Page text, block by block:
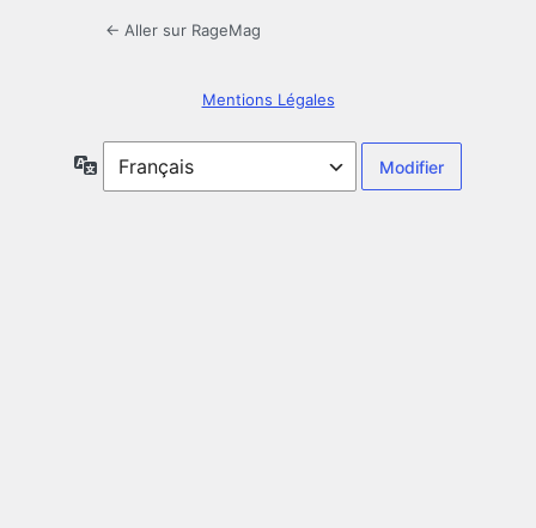
← Aller sur RageMag
Mentions Légales
Langue